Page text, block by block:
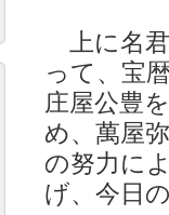
上に名君
って、宝
庄屋公豊
め、萬屋
の努力に
げ、今日